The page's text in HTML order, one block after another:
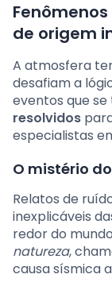
de origem
A atmosfera
desafiam a
eventos que
resolvidos
especialistas
O mistério
Relatos de
inexplicáveis
redor do
natureza,
causa sísmica